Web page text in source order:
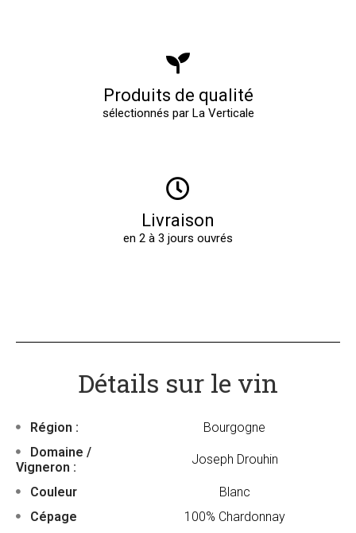
Produits de qualité
sélectionnés par La Verticale
Livraison
en 2 à 3 jours ouvrés
Détails sur le vin
Région :
Bourgogne
Domaine /
Vigneron :
Joseph Drouhin
Couleur
Blanc
Cépage
100% Chardonnay